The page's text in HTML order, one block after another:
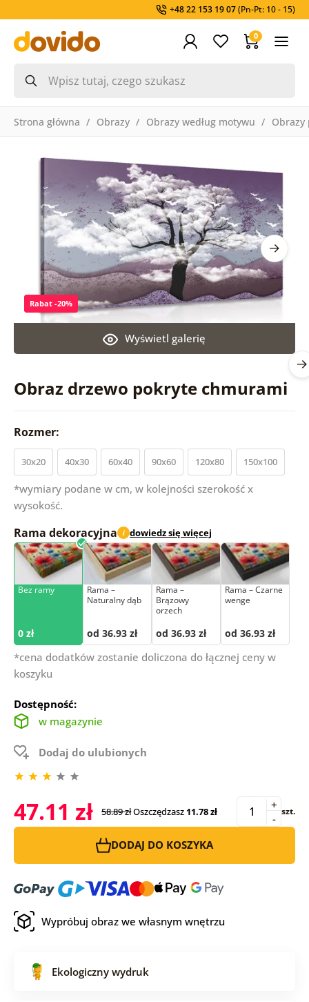
+48 22 153 19 07(Pn-Pt: 10 - 15)
0
Strona główna Obrazy Obrazy według motywu Obrazy
Obraz drzewo pokryte chmurami
Wyświetl galerię
Rabat -20%
Rozmer:
30x20 40x30 60x40 90x60 120x80 150x100
*wymiary podane w cm, w kolejności szerokość x
wysokość.
Rama dekoracyjna i dowiedz się więcej
Bez ramy
0 zł
Rama –
Naturalny dąb
od 36.93 zł
Rama –
Brązowy
orzech
od 36.93 zł
Rama – Czarne
wenge
od 36.93 zł
*cena dodatków zostanie doliczona do łącznej ceny w
koszyku
Dostępność:
w magazynie
Dodaj do ulubionych
47.11 zł 58.89 złOszczędzasz11.78 zł -
+ szt.
DODAJ DO KOSZYKA
Wypróbuj obraz we własnym wnętrzu
Ekologiczny wydruk